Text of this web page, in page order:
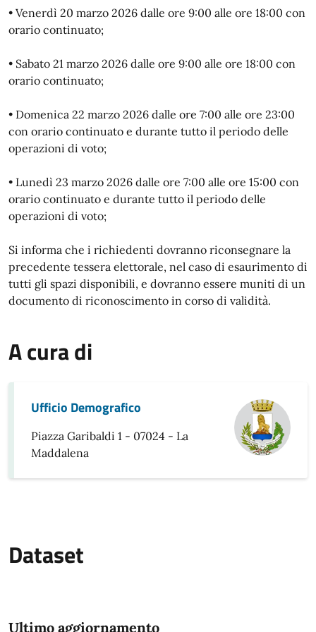
•⁠ ⁠Venerdì 20 marzo 2026 dalle ore 9:00 alle ore 18:00 con
orario continuato;
•⁠ ⁠Sabato 21 marzo 2026 dalle ore 9:00 alle ore 18:00 con
orario continuato;
•⁠ ⁠Domenica 22 marzo 2026 dalle ore 7:00 alle ore 23:00
con orario continuato e durante tutto il periodo delle
operazioni di voto;
•⁠ ⁠Lunedì 23 marzo 2026 dalle ore 7:00 alle ore 15:00 con
orario continuato e durante tutto il periodo delle
operazioni di voto;
Si informa che i richiedenti dovranno riconsegnare la
precedente tessera elettorale, nel caso di esaurimento di
tutti gli spazi disponibili, e dovranno essere muniti di un
documento di riconoscimento in corso di validità.
A cura di
Ufficio Demografico
Piazza Garibaldi 1 - 07024 - La
Maddalena
Dataset
Ultimo aggiornamento